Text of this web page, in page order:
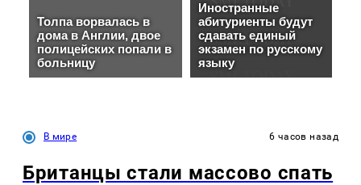
В мире 6 часов назад
Британцы стали массово спать